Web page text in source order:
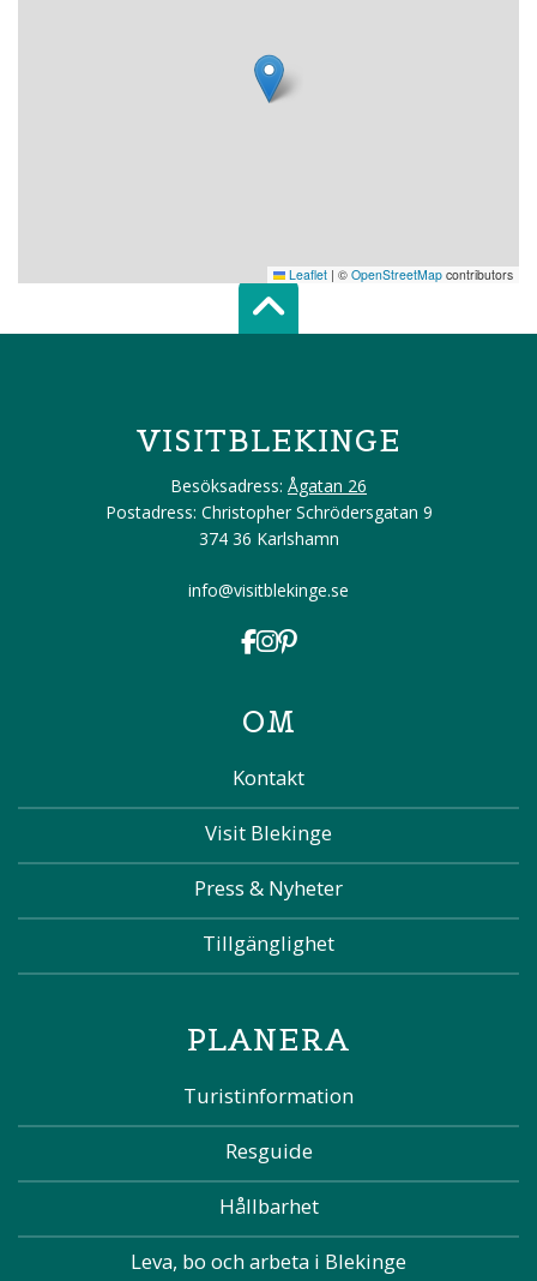
Leaflet | © OpenStreetMap contributors
Scroll top of
VISITBLEKINGE
Besöksadress: Ågatan 26
Postadress: Christopher Schrödersgatan 9
374 36 Karlshamn
info@visitblekinge.se
OM
Kontakt
Visit Blekinge
Press & Nyheter
Tillgänglighet
PLANERA
Turistinformation
Resguide
Hållbarhet
Leva, bo och arbeta i Blekinge